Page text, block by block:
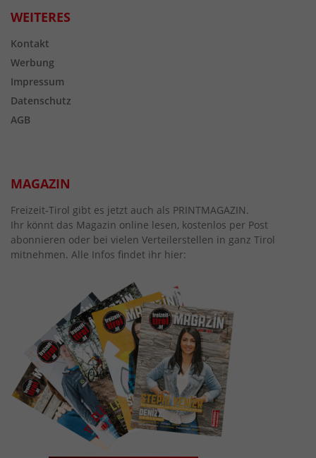
WEITERES
Kontakt
Werbung
Impressum
Datenschutz
AGB
MAGAZIN
Freizeit-Tirol gibt es jetzt auch als PRINTMAGAZIN.
Ihr könnt das Magazin online lesen, kostenlos per Post
abonnieren oder bei vielen Verteilerstellen in ganz Tirol
mitnehmen. Alle Infos findet ihr hier: